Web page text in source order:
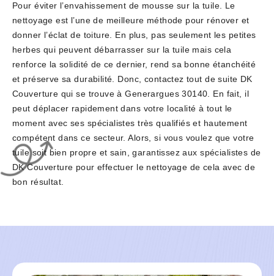
Pour éviter l’envahissement de mousse sur la tuile. Le
nettoyage est l’une de meilleure méthode pour rénover et
donner l’éclat de toiture. En plus, pas seulement les petites
herbes qui peuvent débarrasser sur la tuile mais cela
renforce la solidité de ce dernier, rend sa bonne étanchéité
et préserve sa durabilité. Donc, contactez tout de suite DK
Couverture qui se trouve à Generargues 30140. En fait, il
peut déplacer rapidement dans votre localité à tout le
moment avec ses spécialistes très qualifiés et hautement
compétent dans ce secteur. Alors, si vous voulez que votre
tuile soit bien propre et sain, garantissez aux spécialistes de
DK Couverture pour effectuer le nettoyage de cela avec de
bon résultat.